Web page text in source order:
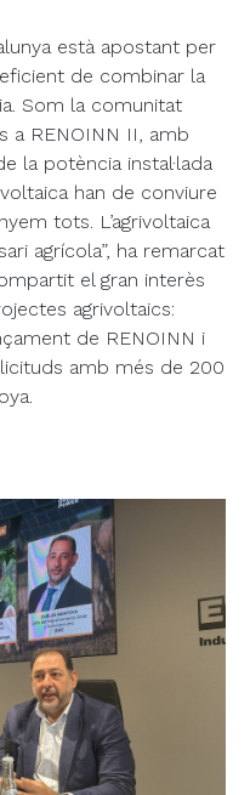
està apostant per
de combinar la
Som la comunitat
a RENOINN II, amb
la potència instal·lada
han de conviure
tots. L’agrivoltaica
agrícola”, ha remarcat
el gran interès
agrivoltaics:
de RENOINN i
amb més de 200